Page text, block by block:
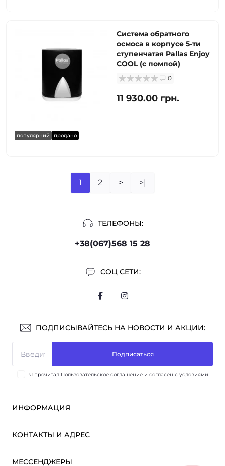
популярний продано
Система обратного
осмоса в корпусе 5-ти
ступенчатая Pallas Enjoy
COOL (с помпой)
0
11 930.00 грн.
1 2 > >|
ТЕЛЕФОНЫ:
+38(067)568 15 28
СОЦ СЕТИ:
ПОДПИСЫВАЙТЕСЬ НА НОВОСТИ И АКЦИИ:
Подписаться
Я прочитал Пользовательское соглашениеи согласен с условиями
ИНФОРМАЦИЯ
ОПТ
О нас
КОНТАКТЫ И АДРЕС
МЕССЕНДЖЕРЫ